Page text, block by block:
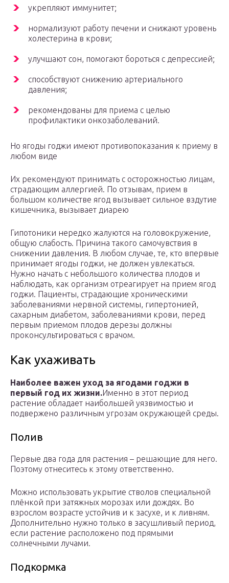
укрепляют иммунитет;
нормализуют работу печени и снижают уровень
холестерина в крови;
улучшают сон, помогают бороться с депрессией;
способствуют снижению артериального
давления;
рекомендованы для приема с целью
профилактики онкозаболеваний.
Но ягоды годжи имеют противопоказания к приему в
любом виде
Их рекомендуют принимать с осторожностью лицам,
страдающим аллергией. По отзывам, прием в
большом количестве ягод вызывает сильное вздутие
кишечника, вызывает диарею
Гипотоники нередко жалуются на головокружение,
общую слабость. Причина такого самочувствия в
снижении давления. В любом случае, те, кто впервые
принимает ягоды годжи, не должен увлекаться.
Нужно начать с небольшого количества плодов и
наблюдать, как организм отреагирует на прием ягод
годжи. Пациенты, страдающие хроническими
заболеваниями нервной системы, гипертонией,
сахарным диабетом, заболеваниями крови, перед
первым приемом плодов дерезы должны
проконсультироваться с врачом.
Как ухаживать
Наиболее важен уход за ягодами годжи в
первый год их жизни.Именно в этот период
растение обладает наибольшей уязвимостью и
подвержено различным угрозам окружающей среды.
Полив
Первые два года для растения – решающие для него.
Поэтому отнеситесь к этому ответственно.
Можно использовать укрытие стволов специальной
плёнкой при затяжных морозах или дождях. Во
взрослом возрасте устойчив и к засухе, и к ливням.
Дополнительно нужно только в засушливый период,
если растение расположено под прямыми
солнечными лучами.
Подкормка